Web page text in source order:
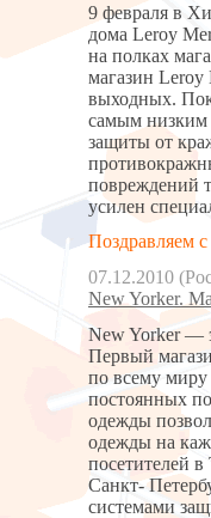
9 февраля в
дома Leroy
на полках
магазин Leroy
выходных.
самым низким
защиты от
повреждений
усилен
Поздравляем
07.12.2010
New Yorker.
New Yorker —
Первый
по всему миру
постоянных
одежды
одежды на
посетителей
Санкт-
системами